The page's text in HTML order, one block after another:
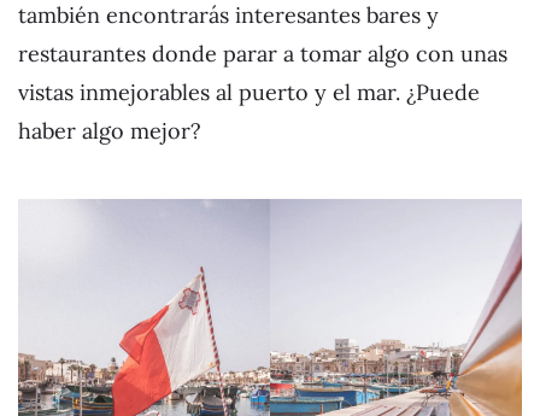
también encontrarás interesantes bares y
restaurantes donde parar a tomar algo con unas
vistas inmejorables al puerto y el mar. ¿Puede
haber algo mejor?